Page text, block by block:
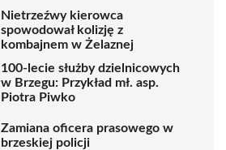
Nietrzeźwy kierowca
spowodował kolizję z
kombajnem w Żelaznej
100-lecie służby dzielnicowych
w Brzegu: Przykład mł. asp.
Piotra Piwko
Zamiana oficera prasowego w
brzeskiej policji